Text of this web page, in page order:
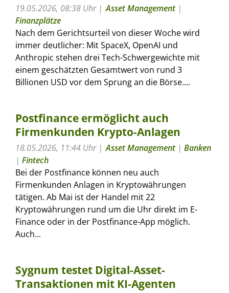
19.05.2026, 08:38 Uhr Asset Management|
Finanzplätze
Nach dem Gerichtsurteil von dieser Woche wird
immer deutlicher: Mit SpaceX, OpenAI und
Anthropic stehen drei Tech-Schwergewichte mit
einem geschätzten Gesamtwert von rund 3
Billionen USD vor dem Sprung an die Börse....
Postfinance ermöglicht auch
Firmenkunden Krypto-Anlagen
18.05.2026, 11:44 Uhr Asset Management| Banken
| Fintech
Bei der Postfinance können neu auch
Firmenkunden Anlagen in Kryptowährungen
tätigen. Ab Mai ist der Handel mit 22
Kryptowährungen rund um die Uhr direkt im E-
Finance oder in der Postfinance-App möglich.
Auch...
Sygnum testet Digital-Asset-
Transaktionen mit KI-Agenten